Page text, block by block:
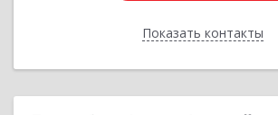
Показать контакты
Назад